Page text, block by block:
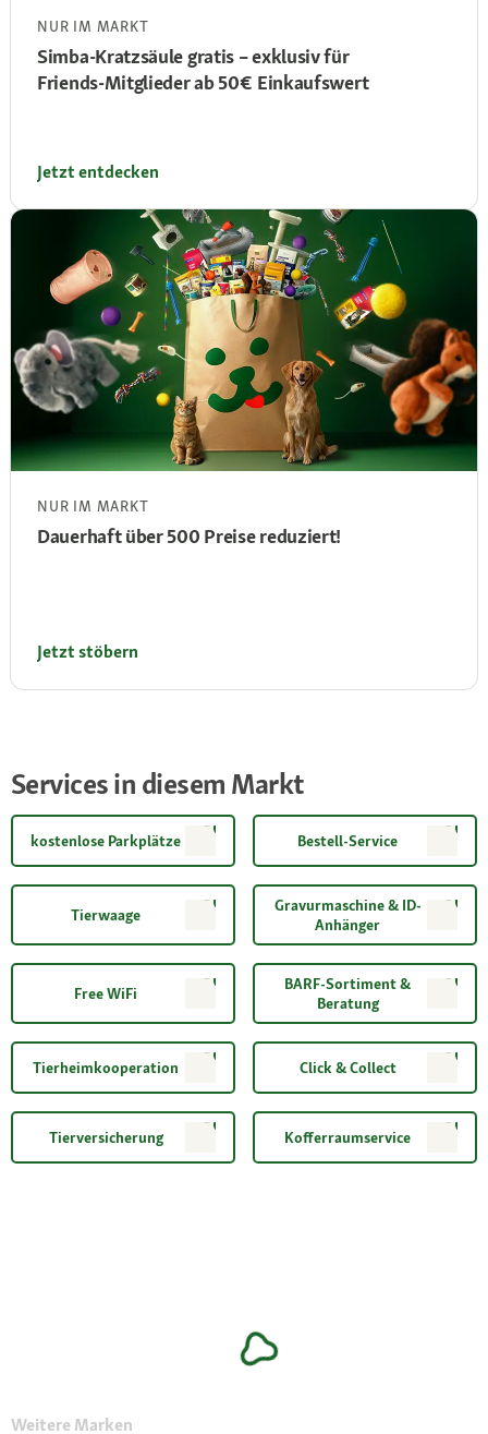
NUR IM MARKT
Simba‑Kratzsäule gratis – exklusiv für
Friends‑Mitglieder ab 50 € Einkaufswert
Jetzt entdecken
NUR IM MARKT
Dauerhaft über 500 Preise reduziert!
Jetzt stöbern
Services in diesem Markt
kostenlose Parkplätze Bestell-Service
Tierwaage
Gravurmaschine & ID-
Anhänger
Free WiFi
BARF-Sortiment &
Beratung
Tierheimkooperation Click & Collect
Tierversicherung Kofferraumservice
Weitere Marken